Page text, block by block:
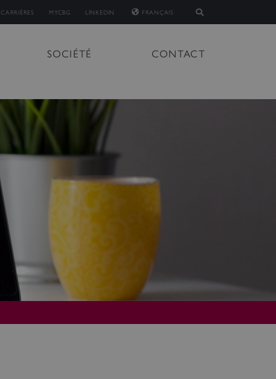
CARRIÈRES MYCBG LINKEDIN FRANÇAIS
SOCIÉTÉ CONTACT